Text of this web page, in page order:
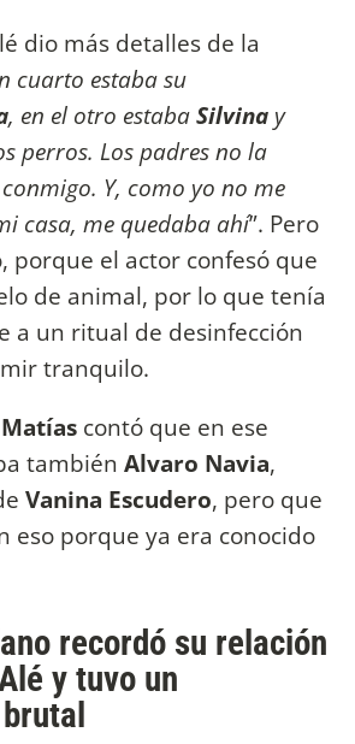
dio más detalles de la
cuarto estaba su
, en el otro estabaSilvina y
perros. Los padres no la
Y, como yo no me
casa, me quedaba ahí”. Pero
porque el actor confesó que
de animal, por lo que tenía
a un ritual de desinfección
tranquilo.
Matías contó que en ese
también Alvaro Navia,
Vanina Escudero, pero que
eso porque ya era conocido
recordó su relación
y tuvo un